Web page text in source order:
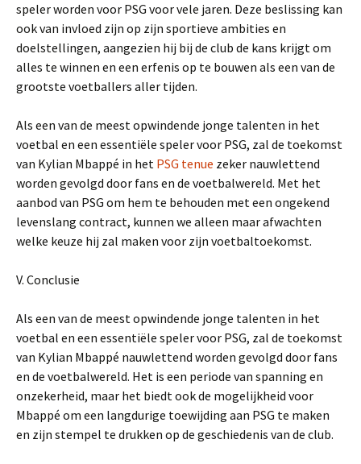
speler worden voor PSG voor vele jaren. Deze beslissing kan
ook van invloed zijn op zijn sportieve ambities en
doelstellingen, aangezien hij bij de club de kans krijgt om
alles te winnen en een erfenis op te bouwen als een van de
grootste voetballers aller tijden.
Als een van de meest opwindende jonge talenten in het
voetbal en een essentiële speler voor PSG, zal de toekomst
van Kylian Mbappé in het PSG tenue zeker nauwlettend
worden gevolgd door fans en de voetbalwereld. Met het
aanbod van PSG om hem te behouden met een ongekend
levenslang contract, kunnen we alleen maar afwachten
welke keuze hij zal maken voor zijn voetbaltoekomst.
V. Conclusie
Als een van de meest opwindende jonge talenten in het
voetbal en een essentiële speler voor PSG, zal de toekomst
van Kylian Mbappé nauwlettend worden gevolgd door fans
en de voetbalwereld. Het is een periode van spanning en
onzekerheid, maar het biedt ook de mogelijkheid voor
Mbappé om een langdurige toewijding aan PSG te maken
en zijn stempel te drukken op de geschiedenis van de club.